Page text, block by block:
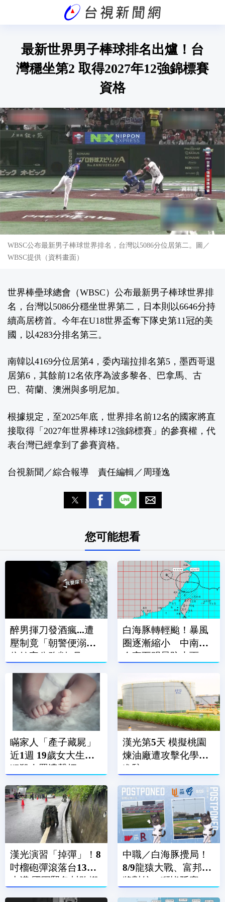
最新世界男子棒球排名出爐！台
灣穩坐第2 取得2027年12強錦標賽
資格
WBSC公布最新男子棒球世界排名，台灣以5086分位居第二。圖／
WBSC提供（資料畫面）
世界棒壘球總會（WBSC）公布最新男子棒球世界排
名，台灣以5086分穩坐世界第二，日本則以6646分持
續高居榜首。今年在U18世界盃奪下隊史第11冠的美
國，以4283分排名第三。
南韓以4169分位居第4，委內瑞拉排名第5，墨西哥退
居第6，其餘前12名依序為波多黎各、巴拿馬、古
巴、荷蘭、澳洲與多明尼加。
根據規定，至2025年底，世界排名前12名的國家將直
接取得「2027年世界棒球12強錦標賽」的參賽權，代
表台灣已經拿到了參賽資格。
台視新聞／綜合報導 責任編輯／周瑾逸
您可能想看
醉男揮刀發酒瘋...遭
壓制竟「朝警便溺」
依妨害公務判2月
白海豚轉輕颱！暴風
圈逐漸縮小 中南部
今夜至明晨防大雨
瞞家人「產子藏屍」
近1週 19歲女大生涉
犯殺人罪遭聲押
漢光第5天 模擬桃園
煉油廠遭攻擊化學兵
進駐
漢光演習「掉彈」！8
吋榴砲彈滾落台13線
水溝 國軍緊急封路搬
中職／白海豚攪局！
8/9龍猿大戰、富邦悍
將對統一獅皆延賽